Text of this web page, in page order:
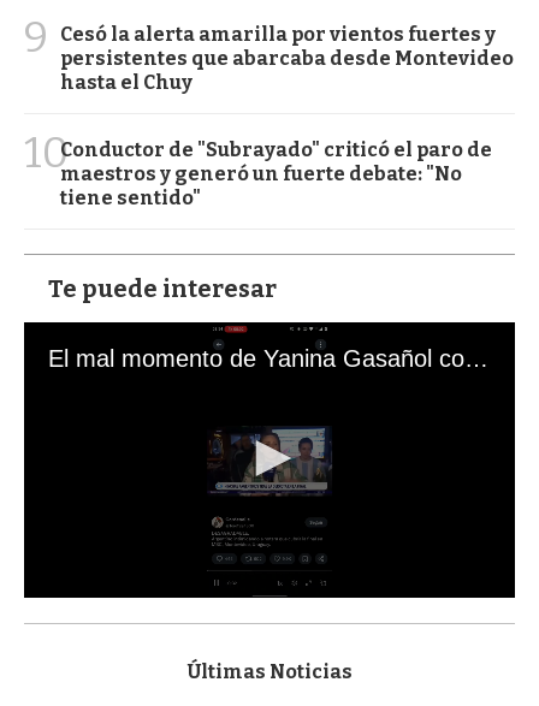
9
Cesó la alerta amarilla por vientos fuertes y
persistentes que abarcaba desde Montevideo
hasta el Chuy
10Conductor de "Subrayado" criticó el paro de
maestros y generó un fuerte debate: "No
tiene sentido"
Te puede interesar
El mal momento de Yanina Gasañol con un hincha argentino en "Subrayado"
s
Últimas Noticias